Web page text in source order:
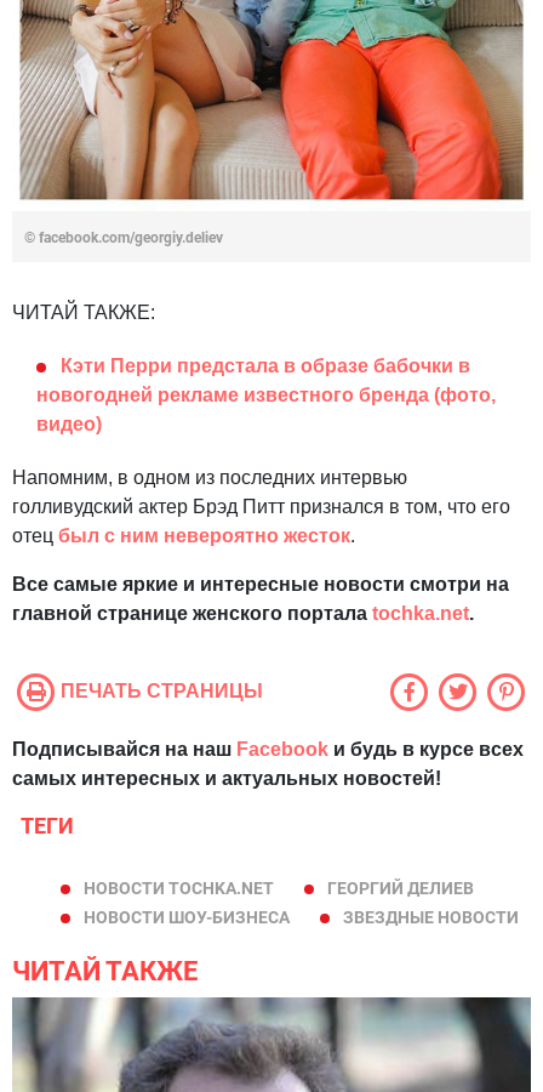
© facebook.com/georgiy.deliev
ЧИТАЙ ТАКЖЕ:
Кэти Перри предстала в образе бабочки в
новогодней рекламе известного бренда (фото,
видео)
Напомним, в одном из последних интервью
голливудский актер Брэд Питт признался в том, что его
отец был с ним невероятно жесток.
Все самые яркие и интересные новости смотри на
главной странице женского портала tochka.net.
ПЕЧАТЬ СТРАНИЦЫ
Подписывайся на наш Facebook и будь в курсе всех
самых интересных и актуальных новостей!
ТЕГИ
НОВОСТИ TOCHKA.NET
ГЕОРГИЙ ДЕЛИЕВ
НОВОСТИ ШОУ-БИЗНЕСА
ЗВЕЗДНЫЕ НОВОСТИ
ЧИТАЙ ТАКЖЕ